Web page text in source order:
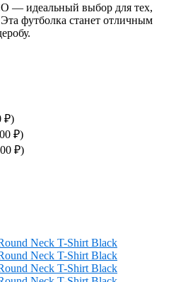
— идеальный выбор для тех,
футболка станет отличным
₽)
₽)
₽)